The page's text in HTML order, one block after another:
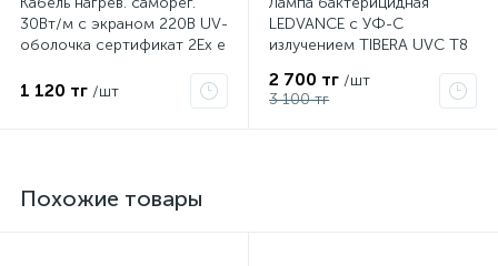
30Вт/м с экраном 220В UV-
оболочка сертификат 2Ex e
PHC-30
1 120 тг /шт
LEDVANCE с УФ-С
излучением TIBERA UVC T8
2 700 тг /шт
3 100 тг
Похожие товары